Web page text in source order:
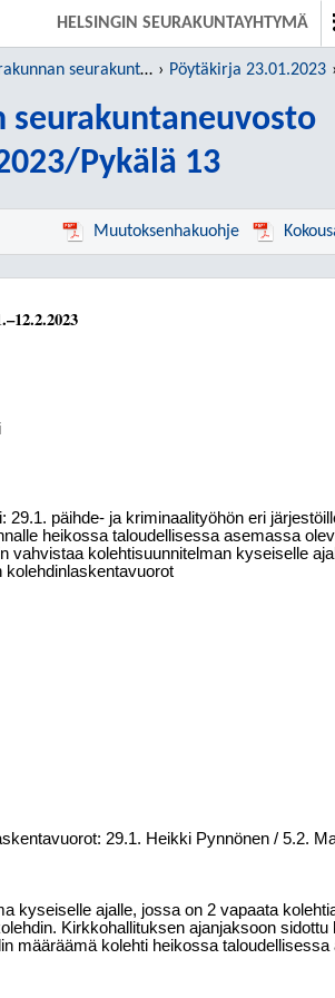
HELSINGIN SEURAKUNTAYHTYMÄ
seurakuntaneuvosto Pöytäkirja 23.01.2023
seurakuntaneuvosto
Pykälä 13
Muutoksenhakuohje
29.1. päihde- ja kriminaalityöhön eri
heikossa taloudellisessa asemassa
vahvistaa kolehtisuunnitelman kyseiselle
29.1. Heikki Pynnönen / 5.2.
kyseiselle ajalle, jossa on 2 vapaata
Kirkkohallituksen ajanjaksoon sidottu
määräämä kolehti heikossa